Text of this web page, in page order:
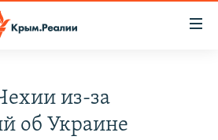
из-за
об Украине